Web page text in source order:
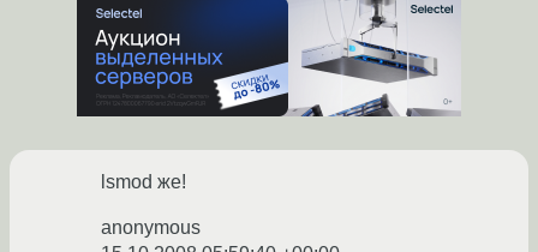
lsmod же!
anonymous